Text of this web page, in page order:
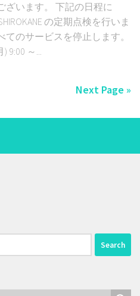
ざいます。 下記の日程に
の定期点検を行いま
のサービスを停止します。
9:00 ～...
Next Page »